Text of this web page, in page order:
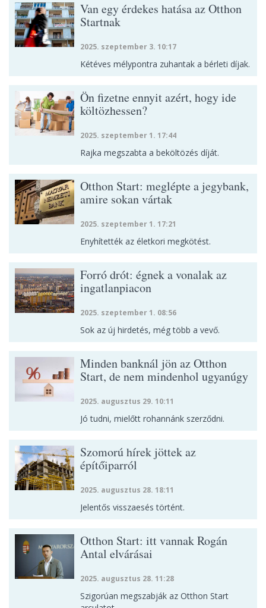
Van egy érdekes hatása az Otthon
Startnak
2025. szeptember 3. 10:17
Kétéves mélypontra zuhantak a bérleti díjak.
Ön fizetne ennyit azért, hogy ide
költözhessen?
2025. szeptember 1. 17:44
Rajka megszabta a beköltözés díját.
Otthon Start: meglépte a jegybank,
amire sokan vártak
2025. szeptember 1. 17:21
Enyhítették az életkori megkötést.
Forró drót: égnek a vonalak az
ingatlanpiacon
2025. szeptember 1. 08:56
Sok az új hirdetés, még több a vevő.
Minden banknál jön az Otthon
Start, de nem mindenhol ugyanúgy
2025. augusztus 29. 10:11
Jó tudni, mielőtt rohannánk szerződni.
Szomorú hírek jöttek az
építőiparról
2025. augusztus 28. 18:11
Jelentős visszaesés történt.
Otthon Start: itt vannak Rogán
Antal elvárásai
2025. augusztus 28. 11:28
Szigorúan megszabják az Otthon Start